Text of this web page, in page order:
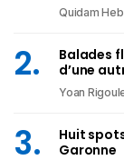
Quidam
Balades
d’une
Yoan
Huit
Garonne